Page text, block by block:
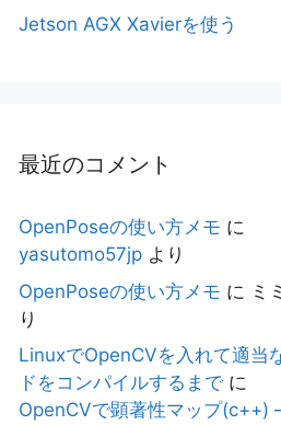
Jetson AGX Xavierを使う
最近のコメント
OpenPoseの使い方メモ に
yasutomo57jp より
OpenPoseの使い方メモ に ミミ
り
LinuxでOpenCVを入れて適当
ドをコンパイルするまで に
OpenCVで顕著性マップ(c++)